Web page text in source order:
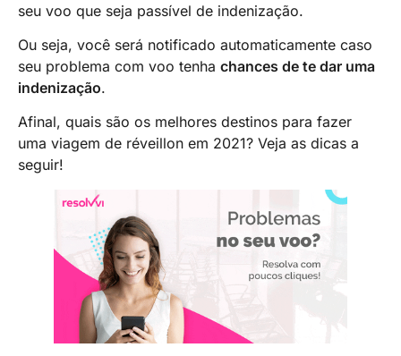
seu voo que seja passível de indenização.
Ou seja, você será notificado automaticamente caso
seu problema com voo tenha chances de te dar uma
indenização.
Afinal, quais são os melhores destinos para fazer
uma viagem de réveillon em 2021? Veja as dicas a
seguir!